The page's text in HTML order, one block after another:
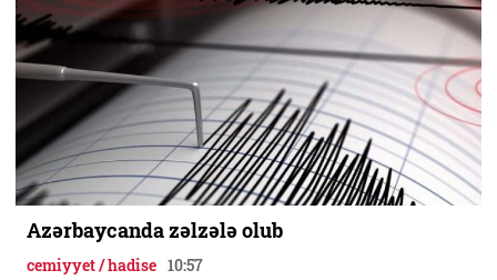
Azərbaycanda zəlzələ olub
cemiyyet / hadise 10:57